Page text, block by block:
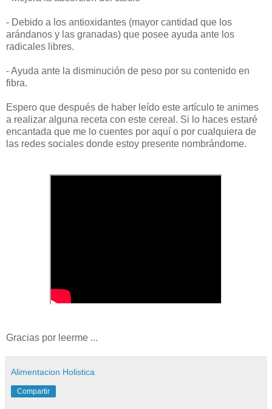
- Debido a los antioxidantes (mayor cantidad que los
arándanos y las granadas) que posee ayuda ante los
radicales libres.
- Ayuda ante la disminución de peso por su contenido en
fibra.
Espero que después de haber leído este artículo te animes
a realizar alguna receta con este cereal. Si lo haces estaré
encantada que me lo cuentes por aquí o por cualquiera de
las redes sociales donde estoy presente nombrándome.
Gracias por leerme ...
Alimentacion Holistica
Compartir